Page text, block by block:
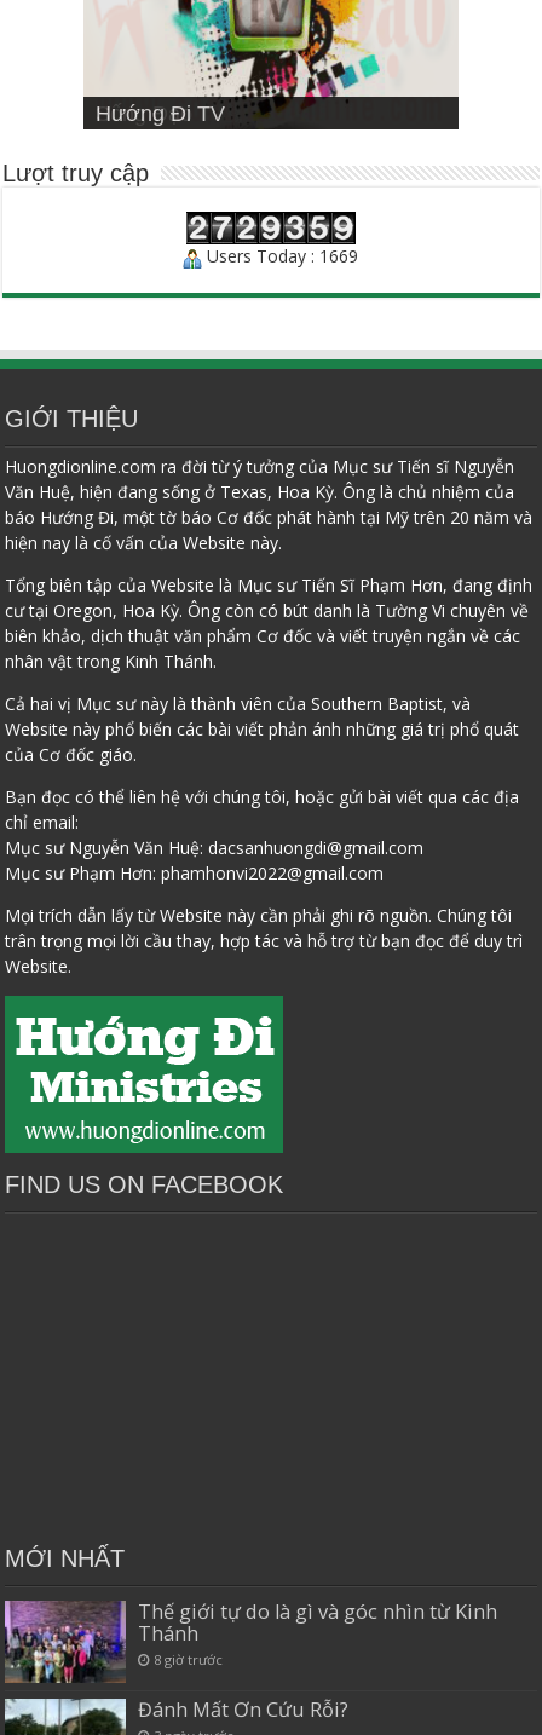
Hướng Đi TV
Sống Đạo
VIETNAMESE MISSIONARY
INSTITUTE
Người Chăn Bầy
Lượt truy cập
Users Today : 1669
GIỚI THIỆU
Huongdionline.com ra đời từ ý tưởng của Mục sư Tiến sĩ Nguyễn
Văn Huệ, hiện đang sống ở Texas, Hoa Kỳ. Ông là chủ nhiệm của
báo Hướng Đi, một tờ báo Cơ đốc phát hành tại Mỹ trên 20 năm và
hiện nay là cố vấn của Website này.
Tổng biên tập của Website là Mục sư Tiến Sĩ Phạm Hơn, đang định
cư tại Oregon, Hoa Kỳ. Ông còn có bút danh là Tường Vi chuyên về
biên khảo, dịch thuật văn phẩm Cơ đốc và viết truyện ngắn về các
nhân vật trong Kinh Thánh.
Cả hai vị Mục sư này là thành viên của Southern Baptist, và
Website này phổ biến các bài viết phản ánh những giá trị phổ quát
của Cơ đốc giáo.
Bạn đọc có thể liên hệ với chúng tôi, hoặc gửi bài viết qua các địa
chỉ email:
Mục sư Nguyễn Văn Huệ:dacsanhuongdi@gmail.com
Mục sư Phạm Hơn:phamhonvi2022@gmail.com
Mọi trích dẫn lấy từ Website này cần phải ghi rõ nguồn. Chúng tôi
trân trọng mọi lời cầu thay, hợp tác và hỗ trợ từ bạn đọc để duy trì
Website.
FIND US ON FACEBOOK
MỚI NHẤT
Thế giới tự do là gì và góc nhìn từ Kinh
Thánh
8 giờ trước
Đánh Mất Ơn Cứu Rỗi?